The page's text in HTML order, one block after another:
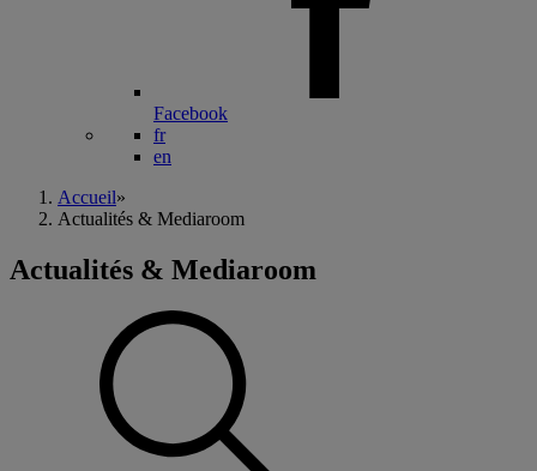
Facebook
fr
en
Accueil»
Actualités & Mediaroom
Actualités & Mediaroom